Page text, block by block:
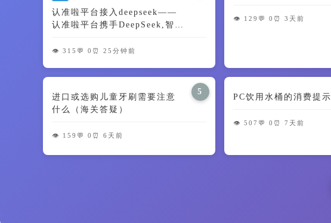
认准啦平台接入deepseek——
认准啦平台携手DeepSeek,智能
👁️ 315 💬 0 ⏰ 25分钟前
👁️ 129 💬 0 ⏰ 3天前
5
进口或选购儿童牙刷需要注意
什么（海关答疑）
👁️ 159 💬 0 ⏰ 6天前
PC饮用水桶的消费提示
👁️ 507 💬 0 ⏰ 7天前